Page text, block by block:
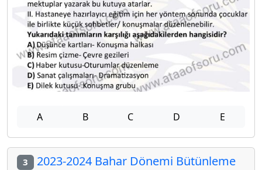
A B C D E
3 2023-2024 Bahar Dönemi Bütünleme